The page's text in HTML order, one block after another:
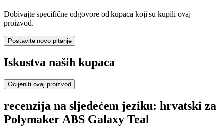
Dobivajte specifične odgovore od kupaca koji su kupili ovaj
proizvod.
Postavite novo pitanje
Iskustva naših kupaca
Ocijeniti ovaj proizvod
recenzija na sljedećem jeziku: hrvatski za
Polymaker ABS Galaxy Teal